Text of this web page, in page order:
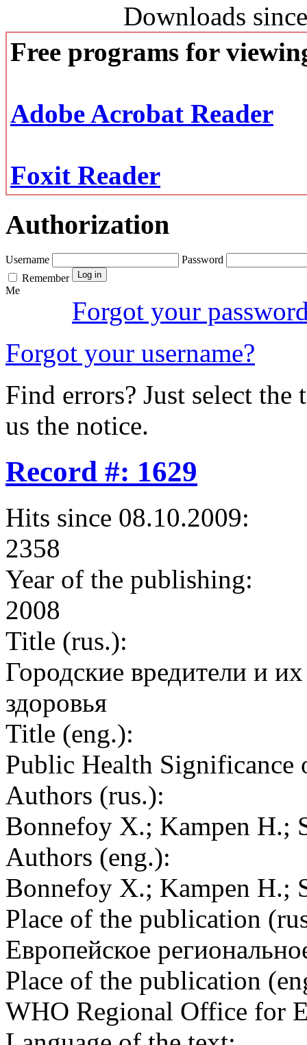
Downloads
Free programs for
Adobe Acrobat Reader
Foxit Reader
Authorization
Username
Password
Remember
Me
Forgot your
Forgot your username?
Find errors? Just select
us the notice.
Record #: 1629
Hits since 08.10.2009:
2358
Year of the publishing:
2008
Title (rus.):
Городские вредители и
здоровья
Title (eng.):
Public Health Significance
Authors (rus.):
Bonnefoy X.; Kampen H.;
Authors (eng.):
Bonnefoy X.; Kampen H.;
Place of the publication
Европейское
Place of the publication
WHO Regional Office for